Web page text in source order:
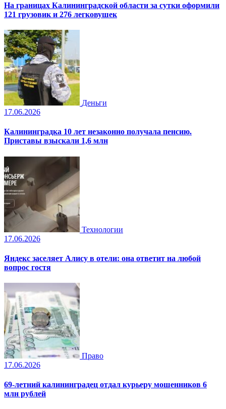
На границах Калининградской области за сутки оформили
121 грузовик и 276 легковушек
Деньги
17.06.2026
Калининградка 10 лет незаконно получала пенсию.
Приставы взыскали 1,6 млн
Технологии
17.06.2026
Яндекс заселяет Алису в отели: она ответит на любой
вопрос гостя
Право
17.06.2026
69-летний калининградец отдал курьеру мошенников 6
млн рублей